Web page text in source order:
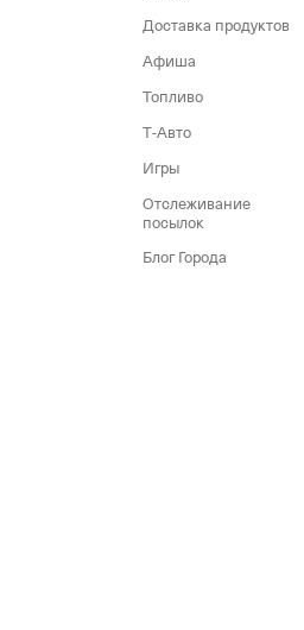
Доставка продуктов
Афиша
Топливо
Т‑Авто
Игры
Отслеживание
посылок
Блог Города